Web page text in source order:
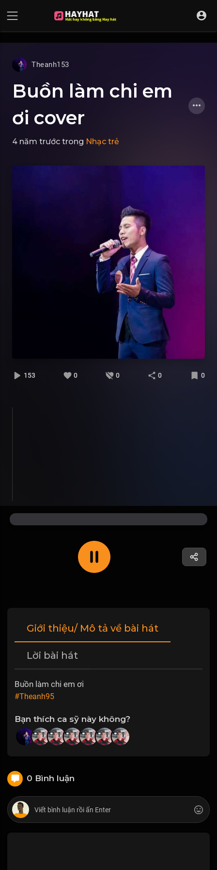
Theanh153
Buồn làm chi em
ơi cover
4 năm trước trong Nhạc trẻ
153 0 0 0 0
Giới thiệu/ Mô tả về bài hát
Lời bài hát
Buồn làm chi em ơi
#Theanh95
Bạn thích ca sỹ này không?
0 Bình luận